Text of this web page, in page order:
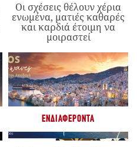
Οι σχέσεις θέλουν χέρια
ενωμένα, ματιές καθαρές
και καρδιά έτοιμη να
μοιραστεί
ΕΝΔΙΑΦΈΡΟΝΤΑ